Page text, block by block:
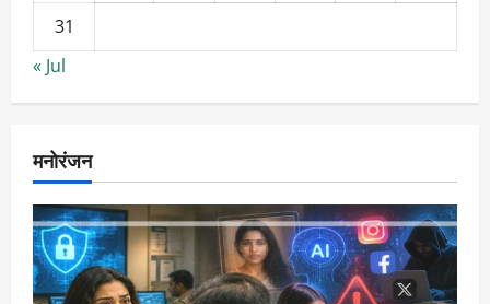
31
« Jul
मनोरंजन